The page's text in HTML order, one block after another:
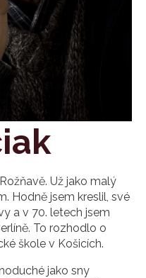
Už jako malý
Hodně jsem kreslil, své
a v 70. letech jsem
To rozhodlo o
škole v Košicích.
jako sny